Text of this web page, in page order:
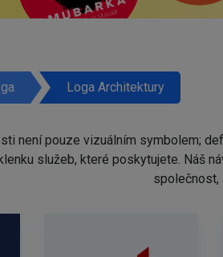
Loga Architektury
není pouze vizuálním symbolem;
služeb, které poskytujete. Náš
společnost,